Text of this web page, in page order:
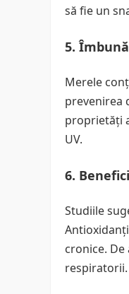
să fie un
5.
Merele
prevenirea
proprietăți
UV.
6.
Studiile
cronice.
respiratorii.